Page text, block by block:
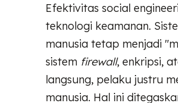
Efektivitas social
teknologi keamanan.
manusia tetap menjadi
sistem firewall, enkripsi,
langsung, pelaku justru
manusia. Hal ini